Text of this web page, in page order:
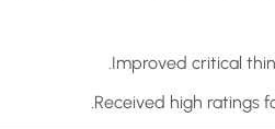
Improved critical
Received high ratings